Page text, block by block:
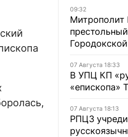
09:32
Митрополит
07 Августа 18:33
В УПЦ КП
«епископа»
07 Августа 18:13
РПЦЗ